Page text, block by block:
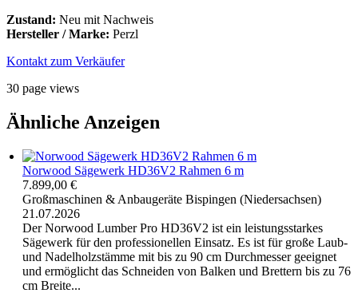
Zustand: Neu mit Nachweis
Hersteller / Marke: Perzl
Kontakt zum Verkäufer
30 page views
Ähnliche Anzeigen
Norwood Sägewerk HD36V2 Rahmen 6 m
7.899,00 €
Großmaschinen & Anbaugeräte Bispingen (Niedersachsen)
21.07.2026
Der Norwood Lumber Pro HD36V2 ist ein leistungsstarkes
Sägewerk für den professionellen Einsatz. Es ist für große Laub-
und Nadelholzstämme mit bis zu 90 cm Durchmesser geeignet
und ermöglicht das Schneiden von Balken und Brettern bis zu 76
cm Breite...